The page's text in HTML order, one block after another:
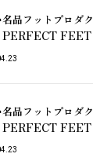
名品フ ッ ト プロ ダク
FEET
名品フ ッ ト プロ ダク
FEET